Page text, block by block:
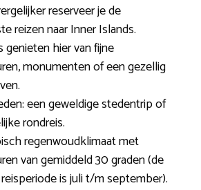
reserveer je de
reizen naar Inner Islands.
genieten hier van fijne
monumenten of een gezellig
een geweldige stedentrip of
rondreis.
regenwoudklimaat met
van gemiddeld 30 graden (de
is juli t/m september).